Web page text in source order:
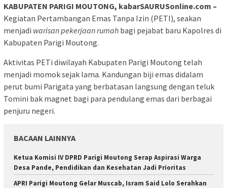
KABUPATEN PARIGI MOUTONG, kabarSAURUSonline.com –
Kegiatan Pertambangan Emas Tanpa Izin (PETI), seakan
menjadi warisanpekerjaan rumah bagi pejabat baru Kapolres di
Kabupaten Parigi Moutong.
Aktivitas PETi diwilayah Kabupaten Parigi Moutong telah
menjadi momok sejak lama. Kandungan biji emas didalam
perut bumi Parigata yang berbatasan langsung dengan teluk
Tomini bak magnet bagi para pendulang emas dari berbagai
penjuru negeri.
BACAAN LAINNYA
Ketua Komisi IV DPRD Parigi Moutong Serap Aspirasi Warga
Desa Pande, Pendidikan dan Kesehatan Jadi Prioritas
APRI Parigi Moutong Gelar Muscab, Isram Said Lolo Serahkan